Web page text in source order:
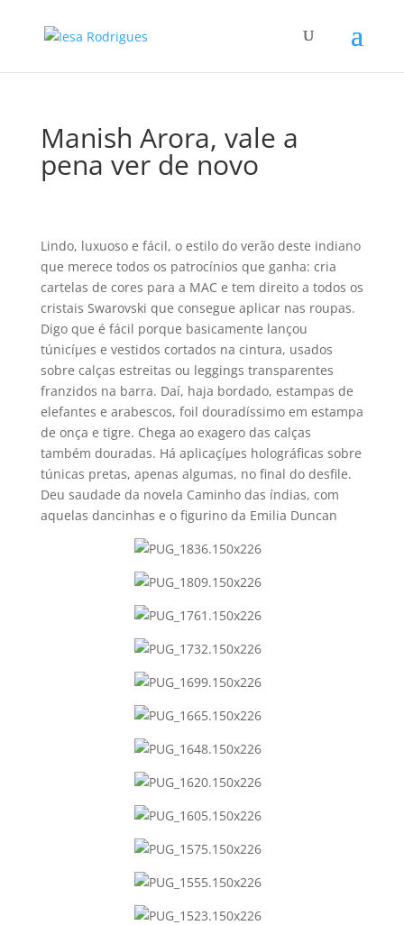
Manish Arora, vale a
pena ver de novo
Lindo, luxuoso e fácil, o estilo do verão deste indiano
que merece todos os patrocí­nios que ganha: cria
cartelas de cores para a MAC e tem direito a todos os
cristais Swarovski que consegue aplicar nas roupas.
Digo que é fácil porque basicamente lançou
túnicíµes e vestidos cortados na cintura, usados
sobre calças estreitas ou leggings transparentes
franzidos na barra. Daí­, haja bordado, estampas de
elefantes e arabescos, foil douradí­ssimo em estampa
de onça e tigre. Chega ao exagero das calças
também douradas. Há aplicaçíµes holográficas sobre
túnicas pretas, apenas algumas, no final do desfile.
Deu saudade da novela Caminho das índias, com
aquelas dancinhas e o figurino da Emilia Duncan